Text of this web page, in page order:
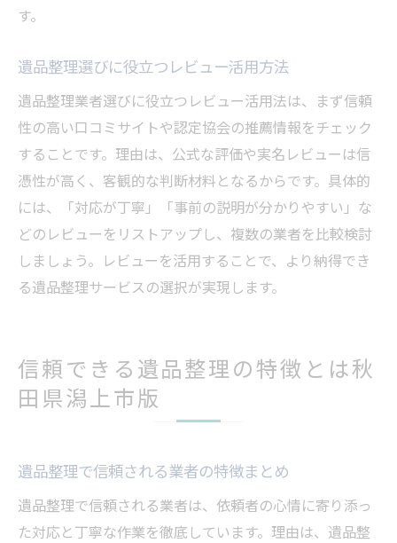
す。
遺品整理選びに役立つレビュー活用方法
遺品整理業者選びに役立つレビュー活用法は、まず信頼
性の高い口コミサイトや認定協会の推薦情報をチェック
することです。理由は、公式な評価や実名レビューは信
憑性が高く、客観的な判断材料となるからです。具体的
には、「対応が丁寧」「事前の説明が分かりやすい」な
どのレビューをリストアップし、複数の業者を比較検討
しましょう。レビューを活用することで、より納得でき
る遺品整理サービスの選択が実現します。
信頼できる遺品整理の特徴とは秋
田県潟上市版
遺品整理で信頼される業者の特徴まとめ
遺品整理で信頼される業者は、依頼者の心情に寄り添っ
た対応と丁寧な作業を徹底しています。理由は、遺品整